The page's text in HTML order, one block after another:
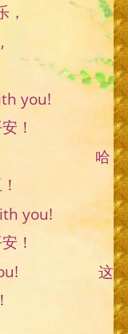
，
above,
with you!
！
哈
with you!
！
to you! 这